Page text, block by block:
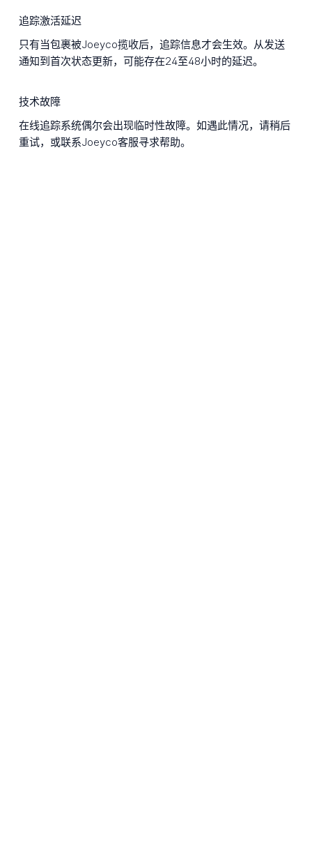
追踪激活延迟
只有当包裹被Joeyco揽收后，追踪信息才会生效。从发送
通知到首次状态更新，可能存在24至48小时的延迟。
技术故障
在线追踪系统偶尔会出现临时性故障。如遇此情况，请稍后
重试，或联系Joeyco客服寻求帮助。